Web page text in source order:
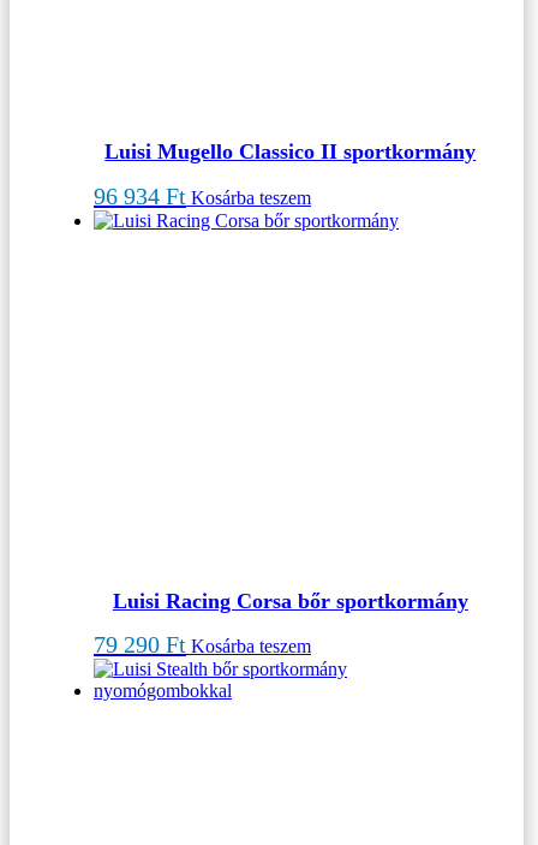
Luisi Mugello Classico II sportkormány
96 934 Ft Kosárba teszem
Luisi Racing Corsa bőr sportkormány
79 290 Ft Kosárba teszem